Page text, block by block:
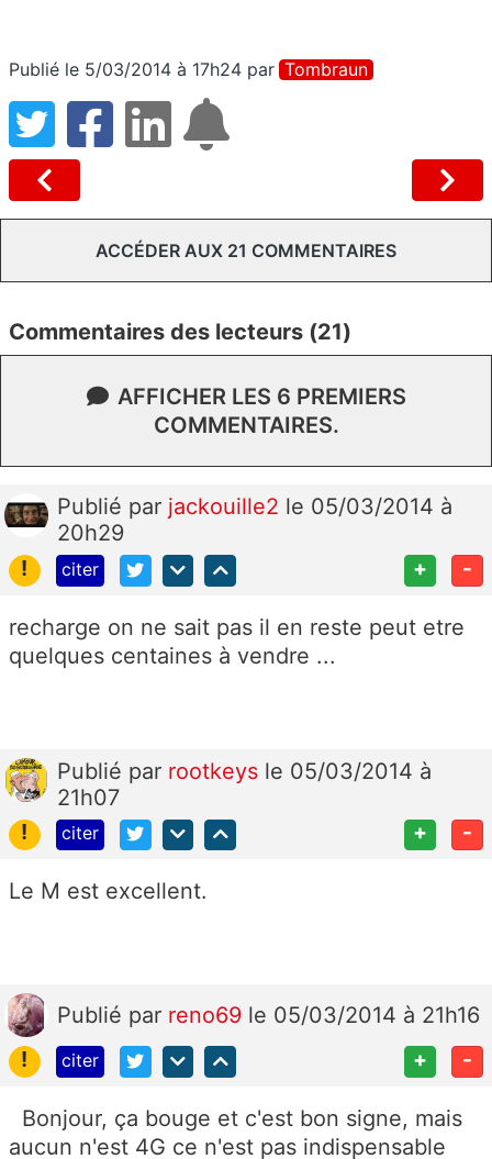
Publié le 5/03/2014 à 17h24 par Tombraun
ACCÉDER AUX 21 COMMENTAIRES
Commentaires des lecteurs (21)
AFFICHER LES 6 PREMIERS
COMMENTAIRES.
Publié par jackouille2 le 05/03/2014 à
20h29
!
citer + -
recharge on ne sait pas il en reste peut etre
quelques centaines à vendre ...
Publié par rootkeys le 05/03/2014 à
21h07
!
citer + -
Le M est excellent.
Publié par reno69 le 05/03/2014 à 21h16
!
citer + -
Bonjour, ça bouge et c'est bon signe, mais
aucun n'est 4G ce n'est pas indispensable